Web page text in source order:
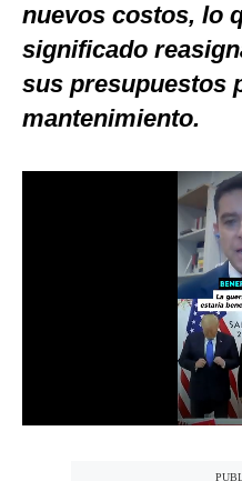
Fotogalerías
gestion.pe
Preguntas
nuevos costos, lo
significado
sus presupuestos
mantenimiento.